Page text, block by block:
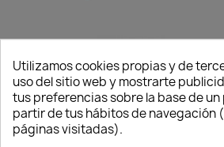
Utilizamos cookies propias y de
uso del sitio web y mostrarte
tus preferencias sobre la base de
partir de tus hábitos de navegación
páginas visitadas).